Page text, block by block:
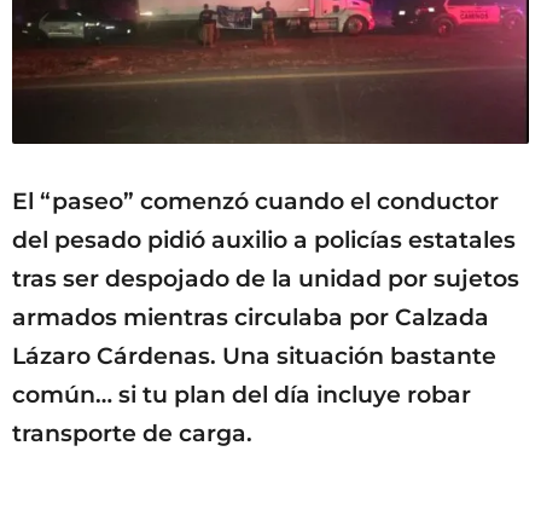
El “paseo” comenzó cuando el conductor
del pesado pidió auxilio a policías estatales
tras ser despojado de la unidad por sujetos
armados mientras circulaba por Calzada
Lázaro Cárdenas. Una situación bastante
común… si tu plan del día incluye robar
transporte de carga.